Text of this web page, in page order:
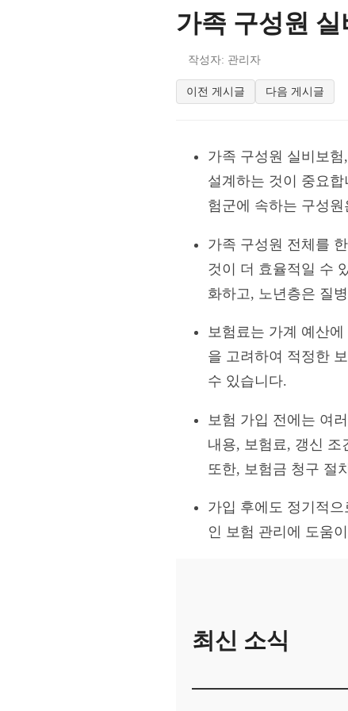
가족 구성원
작성자: 관리자
이전 게시글 다음 게시글
가족 구성원 실비보
설계하는 것이 중요
험군에 속하는 구성
가족 구성원 전체를
것이 더 효율적일 수
화하고, 노년층은 질
보험료는 가계 예산
을 고려하여 적정한
수 있습니다.
보험 가입 전에는 여
내용, 보험료, 갱신 조
또한, 보험금 청구 절
가입 후에도 정기적
인 보험 관리에 도움
최신 소식